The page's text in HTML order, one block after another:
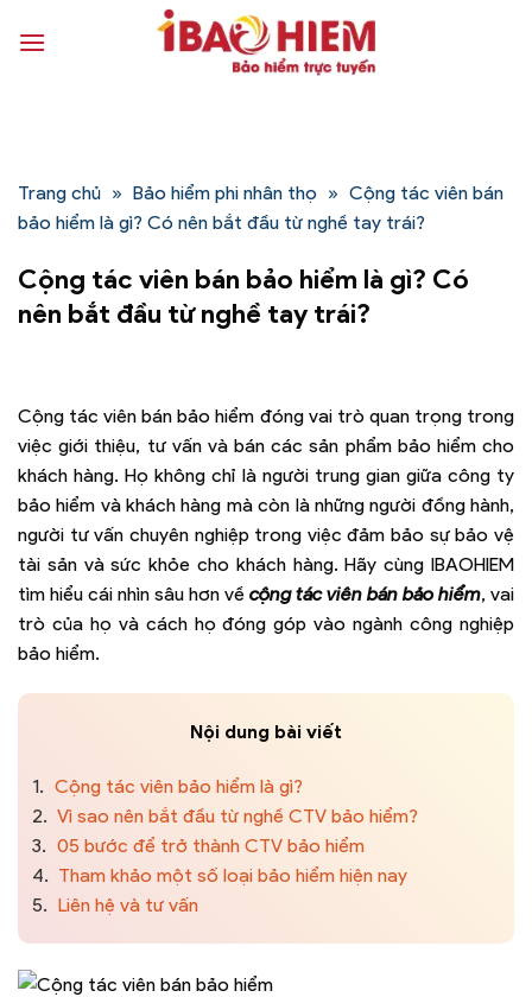
qua
Trang chủ » Bảo hiểm phi nhân thọ » Cộng tác viên bán
bảo hiểm là gì? Có nên bắt đầu từ nghề tay trái?
Cộng tác viên bán bảo hiểm là gì? Có
nên bắt đầu từ nghề tay trái?
Cộng tác viên bán bảo hiểm đóng vai trò quan trọng trong
việc giới thiệu, tư vấn và bán các sản phẩm bảo hiểm cho
khách hàng. Họ không chỉ là người trung gian giữa công ty
bảo hiểm và khách hàng mà còn là những người đồng hành,
người tư vấn chuyên nghiệp trong việc đảm bảo sự bảo vệ
tài sản và sức khỏe cho khách hàng. Hãy cùng IBAOHIEM
tìm hiểu cái nhìn sâu hơn về cộng tác viên bán bảo hiểm, vai
trò của họ và cách họ đóng góp vào ngành công nghiệp
bảo hiểm.
Nội dung bài viết
1. Cộng tác viên bảo hiểm là gì?
2. Vì sao nên bắt đầu từ nghề CTV bảo hiểm?
3. 05 bước để trở thành CTV bảo hiểm
4. Tham khảo một số loại bảo hiểm hiện nay
5. Liên hệ và tư vấn